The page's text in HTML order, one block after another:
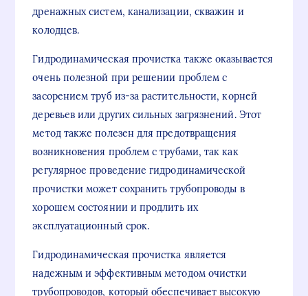
дренажных систем, канализации, скважин и
колодцев.
Гидродинамическая прочистка также оказывается
очень полезной при решении проблем с
засорением труб из-за растительности, корней
деревьев или других сильных загрязнений. Этот
метод также полезен для предотвращения
возникновения проблем с трубами, так как
регулярное проведение гидродинамической
прочистки может сохранить трубопроводы в
хорошем состоянии и продлить их
эксплуатационный срок.
Гидродинамическая прочистка является
надежным и эффективным методом очистки
трубопроводов, который обеспечивает высокую